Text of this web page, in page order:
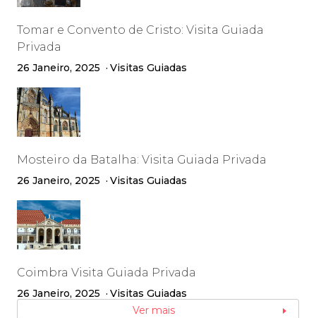
Tomar e Convento de Cristo: Visita Guiada
Privada
26 Janeiro, 2025 Visitas Guiadas
Mosteiro da Batalha: Visita Guiada Privada
26 Janeiro, 2025 Visitas Guiadas
Coimbra Visita Guiada Privada
26 Janeiro, 2025
Visitas Guiadas
Ver mais